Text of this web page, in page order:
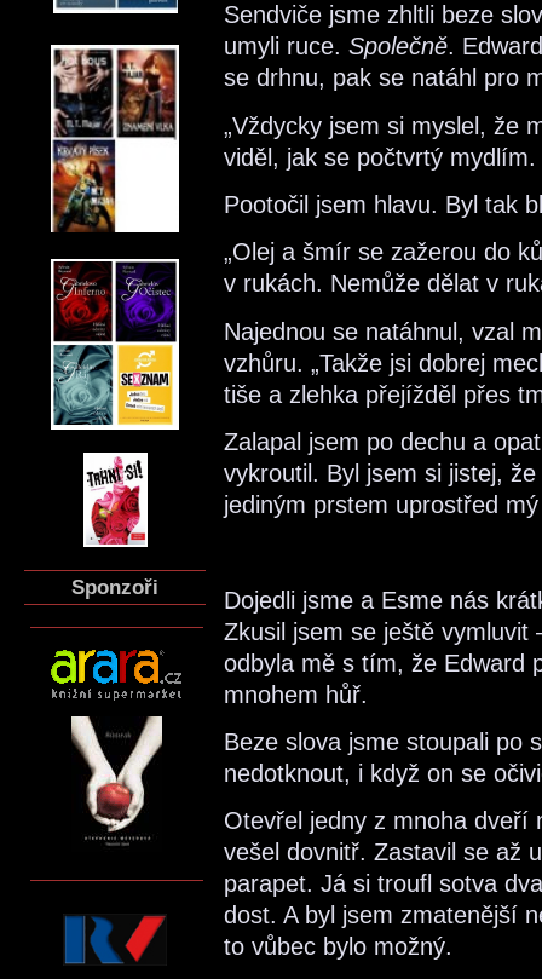
Sponzoři
Sendviče jsme zhltli beze
umyli ruce. Společně.
se drhnu, pak se natáhl pro
„Vždycky jsem si myslel, že
viděl, jak se počtvrtý mydlím.
Pootočil jsem hlavu. Byl tak
„Olej a šmír se zažerou do
v rukách. Nemůže dělat v
Najednou se natáhnul, vzal
vzhůru. „Takže jsi dobrej
tiše a zlehka přejížděl přes
Zalapal jsem po dechu a
vykroutil. Byl jsem si jistej,
jediným prstem uprostřed
Dojedli jsme a Esme nás
Zkusil jsem se ještě vymluvit
odbyla mě s tím, že Edward
mnohem hůř.
Beze slova jsme stoupali po
nedotknout, i když on se
Otevřel jedny z mnoha dveří
vešel dovnitř. Zastavil se až
parapet. Já si troufl sotva
dost. A byl jsem zmatenější
to vůbec bylo možný.